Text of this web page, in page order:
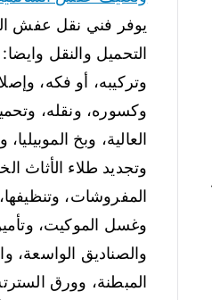
يوفر فني نقل عفش
التحميل والنقل وايضا:
وتركيبه، أو فكه،
وكسوره، ونقله،
العالية، وبخ الموبيليا،
وتجديد طلاء الأثاث
المفروشات،
وغسل الموكيت،
والصناديق الواسعة،
المبطنة، وورق